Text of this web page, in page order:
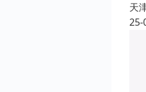
天
25-